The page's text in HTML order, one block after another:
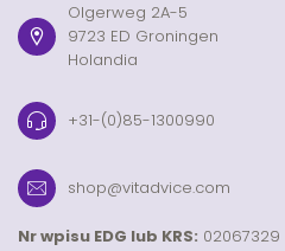
Olgerweg 2A-5
9723 ED Groningen
Holandia
+31-(0)85-1300990
shop@vitadvice.com
Nr wpisu EDG lub KRS: 02067329